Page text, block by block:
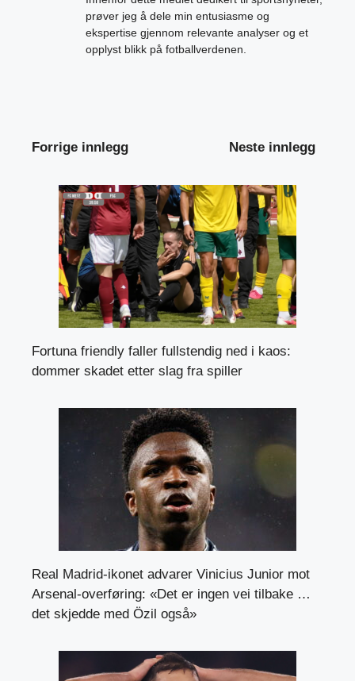
prøver jeg å dele min entusiasme og
ekspertise gjennom relevante analyser og et
opplyst blikk på fotballverdenen.
Forrige innlegg Neste innlegg
Fortuna friendly faller fullstendig ned i kaos:
dommer skadet etter slag fra spiller
Real Madrid-ikonet advarer Vinicius Junior mot
Arsenal-overføring: «Det er ingen vei tilbake …
det skjedde med Özil også»